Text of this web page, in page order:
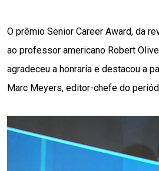
O prêmio Senior Career Award, da
ao professor americano Robert
agradeceu a honraria e destacou a
Marc Meyers, editor-chefe do